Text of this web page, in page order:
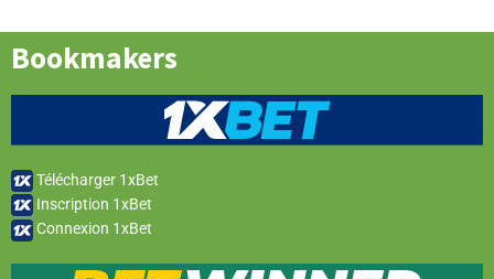
Bookmakers
Télécharger 1xBet
Inscription 1xBet
Connexion 1xBet